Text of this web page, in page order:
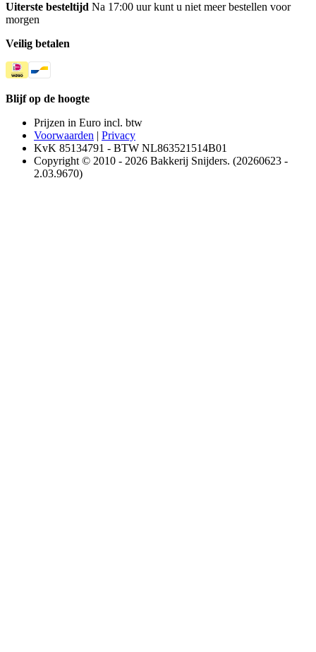
Uiterste besteltijd Na 17:00 uur kunt u niet meer bestellen voor
morgen
Veilig betalen
Blijf op de hoogte
Prijzen in Euro incl. btw
Voorwaarden | Privacy
KvK 85134791 - BTW NL863521514B01
Copyright © 2010 - 2026 Bakkerij Snijders. (20260623 -
2.03.9670)